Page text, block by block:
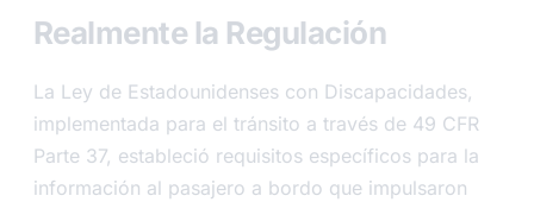
Realmente la Regulación
La Ley de Estadounidenses con Discapacidades,
implementada para el tránsito a través de 49 CFR
Parte 37, estableció requisitos específicos para la
información al pasajero a bordo que impulsaron